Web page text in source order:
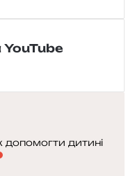
YouTube
дитині